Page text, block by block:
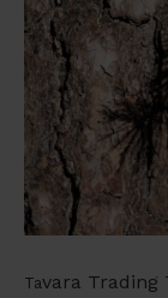
Tavara Trading